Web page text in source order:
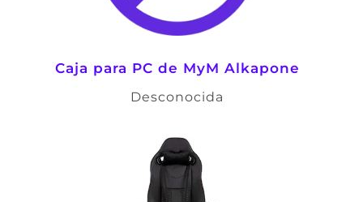
Caja para PC de MyM Alkapone
Desconocida